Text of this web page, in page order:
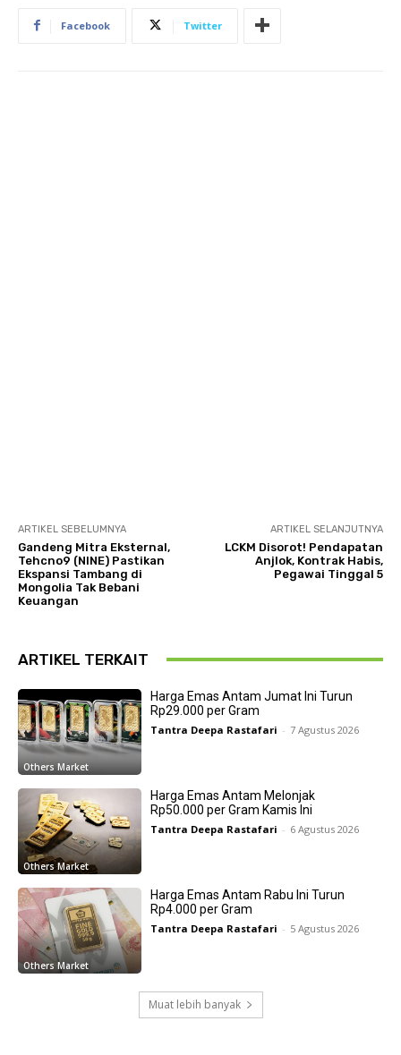
Facebook Twitter
ARTIKEL SEBELUMNYA
Gandeng Mitra Eksternal,
Tehcno9 (NINE) Pastikan
Ekspansi Tambang di
Mongolia Tak Bebani
Keuangan
ARTIKEL SELANJUTNYA
LCKM Disorot! Pendapatan
Anjlok, Kontrak Habis,
Pegawai Tinggal 5
ARTIKEL TERKAIT
Others Market
Harga Emas Antam Jumat Ini Turun
Rp29.000 per Gram
Tantra Deepa Rastafari - 7 Agustus 2026
Others Market
Harga Emas Antam Melonjak
Rp50.000 per Gram Kamis Ini
Tantra Deepa Rastafari - 6 Agustus 2026
Others Market
Harga Emas Antam Rabu Ini Turun
Rp4.000 per Gram
Tantra Deepa Rastafari - 5 Agustus 2026
Muat lebih banyak